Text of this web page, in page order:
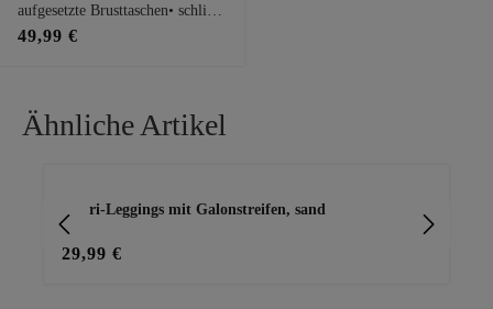
aufgesetzte Brusttaschen• schließt
mit dekorativer
KnopfleistePassform Maße bei
Gesamtlänge: 49cm
49,99 €
Ähnliche Artikel
Capri-Leggings mit Galonstreifen, sand
29,99 €